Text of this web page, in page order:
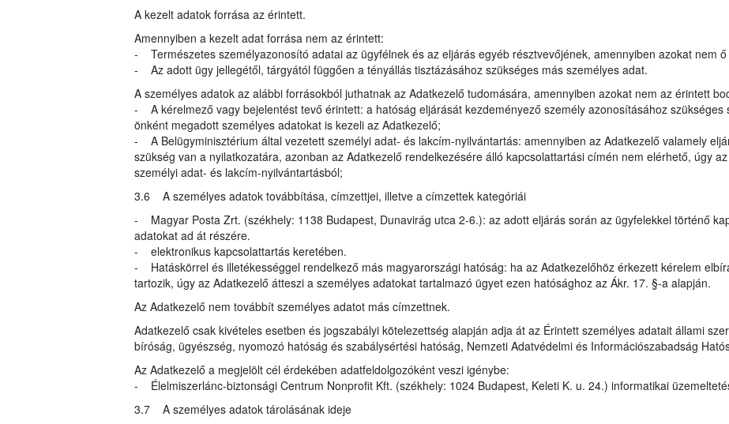
A kezelt adatok forrása az érintett.
Amennyiben a kezelt adat forrása nem az érintett:
- Természetes személyazonosító adatai az ügyfélnek és az eljárás egyéb résztvevőjének, amennyiben azokat nem
- Az adott ügy jellegétől, tárgyától függően a tényállás tisztázásához szükséges más személyes adat.
A személyes adatok az alábbi forrásokból juthatnak az Adatkezelő tudomására, amennyiben azokat nem az érintett
- A kérelmező vagy bejelentést tevő érintett: a hatóság eljárását kezdeményező személy azonosításához szükséges
önként megadott személyes adatokat is kezeli az Adatkezelő;
- A Belügyminisztérium által vezetett személyi adat- és lakcím-nyilvántartás: amennyiben az Adatkezelő valamely
szükség van a nyilatkozatára, azonban az Adatkezelő rendelkezésére álló kapcsolattartási címén nem elérhető, úgy
személyi adat- és lakcím-nyilvántartásból;
3.6 A személyes adatok továbbítása, címzettjei, illetve a címzettek kategóriái
- Magyar Posta Zrt. (székhely: 1138 Budapest, Dunavirág utca 2-6.): az adott eljárás során az ügyfelekkel történő
adatokat ad át részére.
- elektronikus kapcsolattartás keretében.
- Hatáskörrel és illetékességgel rendelkező más magyarországi hatóság: ha az Adatkezelőhöz érkezett kérelem
tartozik, úgy az Adatkezelő átteszi a személyes adatokat tartalmazó ügyet ezen hatósághoz az Ákr. 17. §-a alapján.
Az Adatkezelő nem továbbít személyes adatot más címzettnek.
Adatkezelő csak kivételes esetben és jogszabályi kötelezettség alapján adja át az Érintett személyes adatait állami
bíróság, ügyészség, nyomozó hatóság és szabálysértési hatóság, Nemzeti Adatvédelmi és Információszabadság
Az Adatkezelő a megjelölt cél érdekében adatfeldolgozóként veszi igénybe:
- Élelmiszerlánc-biztonsági Centrum Nonprofit Kft. (székhely: 1024 Budapest, Keleti K. u. 24.) informatikai
3.7 A személyes adatok tárolásának ideje